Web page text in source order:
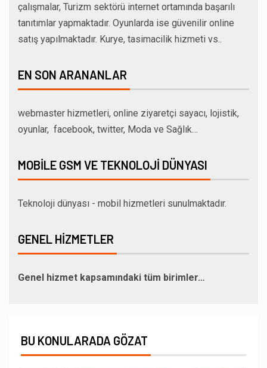
çalışmalar, Turizm sektörü internet ortamında başarılı
tanıtımlar yapmaktadır. Oyunlarda ise güvenilir online
satış yapılmaktadır. Kurye, tasimacilik hizmeti vs..
EN SON ARANANLAR
webmaster hizmetleri, online ziyaretçi sayacı, lojistik,
oyunlar, facebook, twitter, Moda ve Sağlık…
MOBILE GSM VE TEKNOLOJI DÜNYASI
Teknoloji dünyası - mobil hizmetleri sunulmaktadır.
GENEL HIZMETLER
Genel hizmet kapsamındaki tüm birimler…
BU KONULARADA GÖZAT